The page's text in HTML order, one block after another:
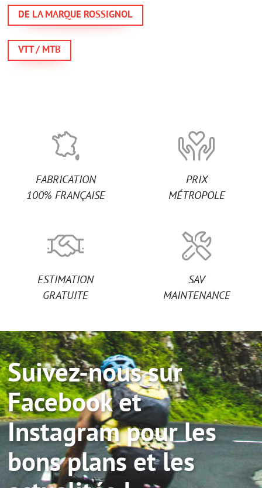
DE LA MARQUE ROSSIGNOL
VTT / MTB
FABRICATION
100% FRANÇAISE
PRIX
MÉTROPOLE
ESTIMATION
GRATUITE
SAV
MAINTENANCE
Suivez-nous sur
Facebook et
Instagram pour les
bons plans et les